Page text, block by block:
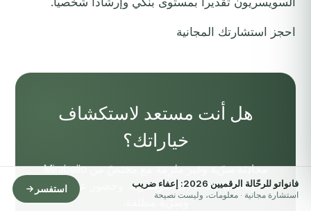
احجز استشارتك المجانية
هل أنت مستعد لاستكشاف
خياراتك؟
محادثة سرّية وغير ملزِمة مع مختصّ من Mirabello
Consultancy. دقّة سويسرية، وحضور عالمي،
وسرّية مطلقة.
فانواتو للرحّالة الرقميين 2026: إعفاء ضريب
استشارة مجانية · معلومات، وليست نصيحة
استفسر